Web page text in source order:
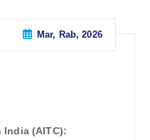
Mar, Rab, 2026
India (AITC):